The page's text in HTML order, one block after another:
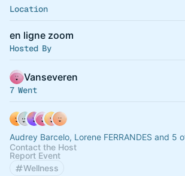
Location
en ligne zoom
Hosted By
Vanseveren
7 Went
Audrey Barcelo, Lorene FERRANDES and 5
Contact the Host
Report Event
Wellness